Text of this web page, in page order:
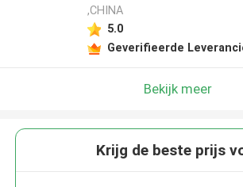
,CHINA
5.0
Geverifieerde
Bekijk meer
Krijg de beste prijs